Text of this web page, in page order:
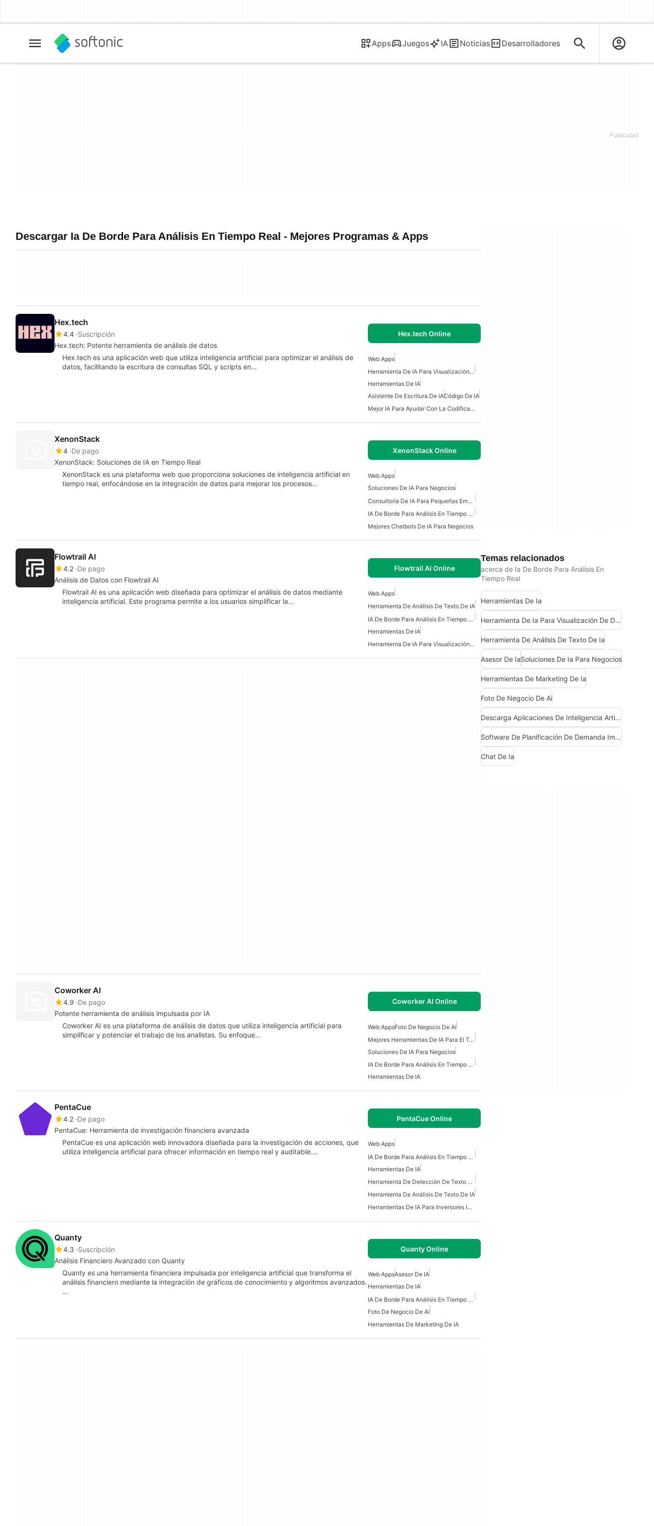
Apps Juegos IA Noticias Desarrolladores
Descargar Ia De Borde Para Análisis En Tiempo Real - Mejores Programas & Apps
Hex.tech
4.4 Suscripción
Hex.tech: Potente herramienta de análisis de datos
Hex.tech Online
Hex.tech es una aplicación web que utiliza inteligencia artificial para optimizar el análisis de
datos, facilitando la escritura de consultas SQL y scripts en…
Web Apps
Herramienta De IA Para Visualización De Datos
Herramientas De IA
Asistente De Escritura De IACódigo De IA
Mejor IA Para Ayudar Con La Codificación
XenonStack
4 De pago
XenonStack: Soluciones de IA en Tiempo Real
XenonStack Online
XenonStack es una plataforma web que proporciona soluciones de inteligencia artificial en
tiempo real, enfocándose en la integración de datos para mejorar los procesos…
Web Apps
Soluciones De IA Para Negocios
Consultoría De IA Para Pequeñas Empresas
IA De Borde Para Análisis En Tiempo Real
Mejores Chatbots De IA Para Negocios
Flowtrail AI
4.2 De pago
Análisis de Datos con Flowtrail AI
Flowtrail AI Online
Flowtrail AI es una aplicación web diseñada para optimizar el análisis de datos mediante
inteligencia artificial. Este programa permite a los usuarios simplificar la…
Web Apps
Herramienta De Análisis De Texto De IA
IA De Borde Para Análisis En Tiempo Real
Herramientas De IA
Herramienta De IA Para Visualización De Datos
Coworker AI
4.9 De pago
Potente herramienta de análisis impulsada por IA
Coworker AI Online
Coworker AI es una plataforma de análisis de datos que utiliza inteligencia artificial para
simplificar y potenciar el trabajo de los analistas. Su enfoque…
Web AppsFoto De Negocio De Ai
Mejores Herramientas De IA Para El Trabajo
Soluciones De IA Para Negocios
IA De Borde Para Análisis En Tiempo Real
Herramientas De IA
PentaCue
4.2 De pago
PentaCue: Herramienta de investigación financiera avanzada
PentaCue Online
PentaCue es una aplicación web innovadora diseñada para la investigación de acciones, que
utiliza inteligencia artificial para ofrecer información en tiempo real y auditable.…
Web Apps
IA De Borde Para Análisis En Tiempo Real
Herramientas De IA
Herramienta De Detección De Texto De IA
Herramienta De Análisis De Texto De IA
Herramientas De IA Para Inversores Inmobiliarios
Quanty
4.3 Suscripción
Análisis Financiero Avanzado con Quanty
Quanty Online
Quanty es una herramienta financiera impulsada por inteligencia artificial que transforma el
análisis financiero mediante la integración de gráficos de conocimiento y algoritmos avanzados.
…
Web AppsAsesor De IA
Herramientas De IA
IA De Borde Para Análisis En Tiempo Real
Foto De Negocio De Ai
Herramientas De Marketing De IA
Temas relacionados
acerca de Ia De Borde Para Análisis En
Tiempo Real
Herramientas De Ia
Herramienta De Ia Para Visualización De Datos
Herramienta De Análisis De Texto De Ia
Asesor De IaSoluciones De Ia Para Negocios
Herramientas De Marketing De Ia
Foto De Negocio De Ai
Descarga Aplicaciones De Inteligencia Artificial (Ia)
Software De Planificación De Demanda Impulsado Por Ia
Chat De Ia